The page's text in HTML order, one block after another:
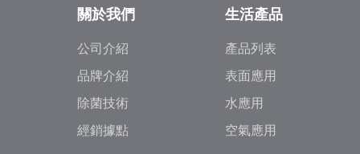
關於我們
公司介紹
品牌介紹
除菌技術
經銷據點
生活產品
產品列表
表面應用
水應用
空氣應用